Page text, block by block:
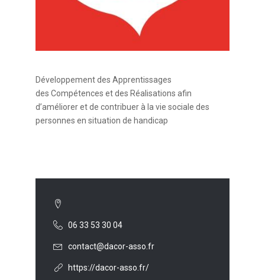
Développement des Apprentissages
des Compétences et des Réalisations afin
d’améliorer et de contribuer à la vie sociale des
personnes en situation de handicap
06 33 53 30 04
contact@dacor-asso.fr
https://dacor-asso.fr/